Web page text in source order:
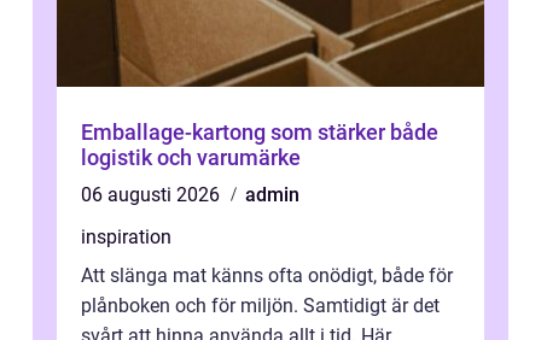
Emballage-kartong som stärker både
logistik och varumärke
06 augusti 2026
admin
inspiration
Att slänga mat känns ofta onödigt, både för
plånboken och för miljön. Samtidigt är det